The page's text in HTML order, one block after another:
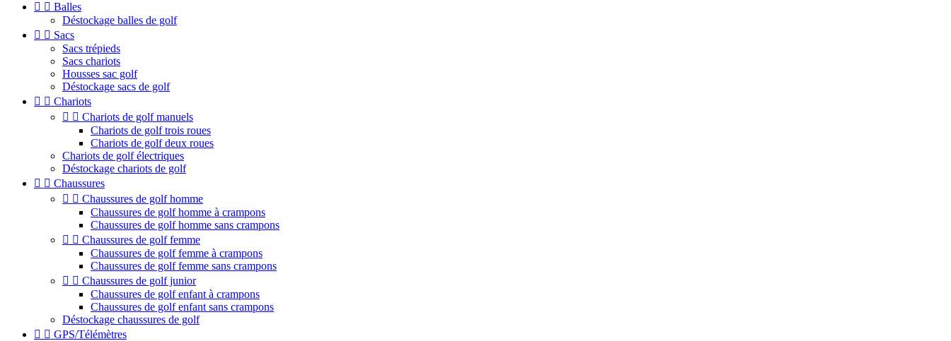
  Balles
Déstockage balles de golf
  Sacs
Sacs trépieds
Sacs chariots
Housses sac golf
Déstockage sacs de golf
  Chariots
  Chariots de golf manuels
Chariots de golf trois roues
Chariots de golf deux roues
Chariots de golf électriques
Déstockage chariots de golf
  Chaussures
  Chaussures de golf homme
Chaussures de golf homme à crampons
Chaussures de golf homme sans crampons
  Chaussures de golf femme
Chaussures de golf femme à crampons
Chaussures de golf femme sans crampons
  Chaussures de golf junior
Chaussures de golf enfant à crampons
Chaussures de golf enfant sans crampons
Déstockage chaussures de golf
  GPS/Télémètres